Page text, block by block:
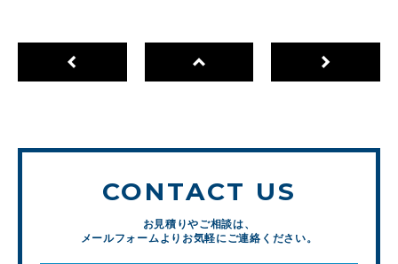
CONTACT US
お見積りやご相談は、
メールフォームよりお気軽にご連絡ください。